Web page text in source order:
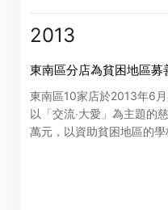
2013
東南區分店為貧困地區募
東南區10家店於2013年6
以「交流‧大愛」為主題的
萬元，以資助貧困地區的學